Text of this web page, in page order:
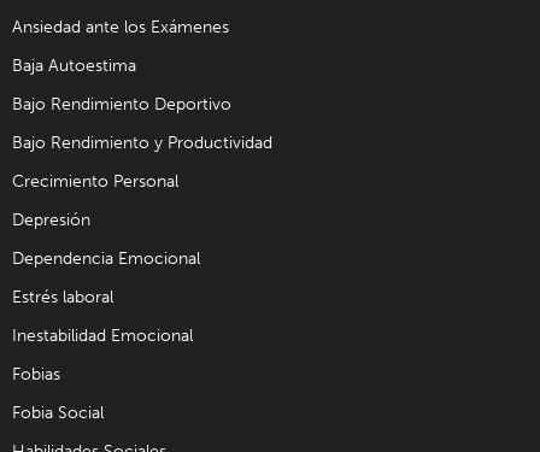
Ansiedad ante los Exámenes
Baja Autoestima
Bajo Rendimiento Deportivo
Bajo Rendimiento y Productividad
Crecimiento Personal
Depresión
Dependencia Emocional
Estrés laboral
Inestabilidad Emocional
Fobias
Fobia Social